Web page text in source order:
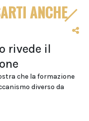
ANCHE
rivede il
che la formazione
diverso da